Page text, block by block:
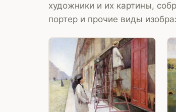
художники и их картины,
портер и прочие виды